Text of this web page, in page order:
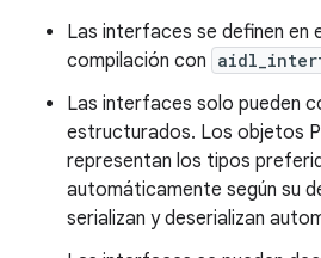
Las interfaces se definen en
compilación con
Las interfaces solo pueden
estructurados. Los objetos
representan los tipos
automáticamente según su
serializan y deserializan